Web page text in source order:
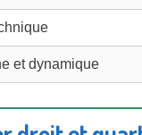
et dynamique